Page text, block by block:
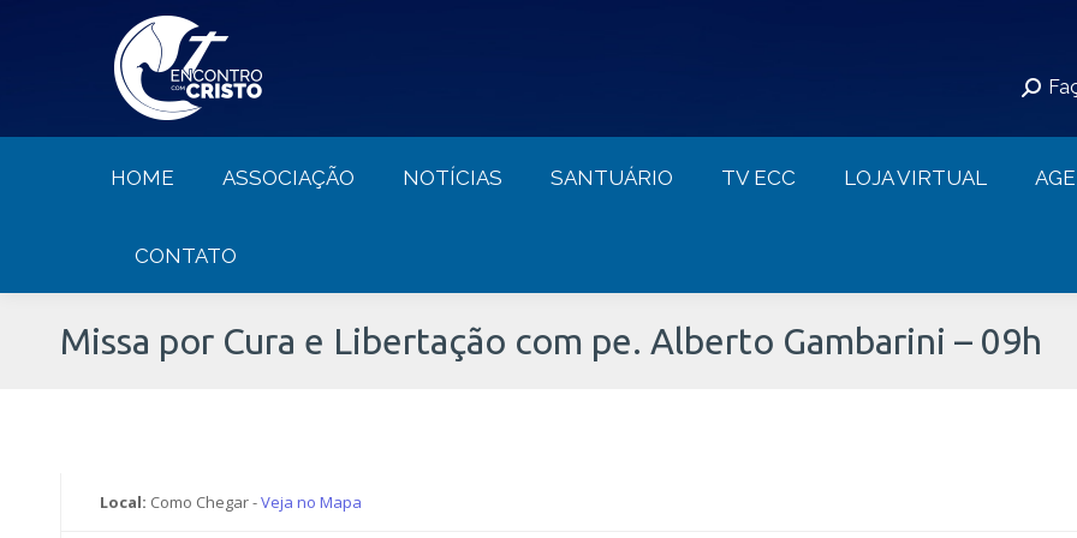
HOME ASSOCIAÇÃO NOTÍCIAS SANTUÁRIO TV ECC LOJA VIRTUAL
CONTATO
Missa por Cura e Libertação com pe. Alberto Gambarini – 09h
Local: Como Chegar -Veja no Mapa
HOME